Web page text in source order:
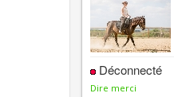
Déconnecté
Dire merci